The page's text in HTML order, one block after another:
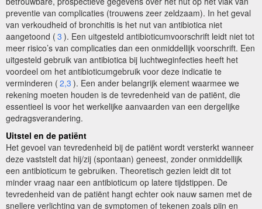
preventie van complicaties (trouwens zeer zeldzaam). In het geval
van verkoudheid of bronchitis is het nut van antibiotica niet
aangetoond ( 3 ). Een uitgesteld antibioticumvoorschrift leidt niet tot
meer risico’s van complicaties dan een onmiddellijk voorschrift. Een
uitgesteld gebruik van antibiotica bij luchtweginfecties heeft het
voordeel om het antibioticumgebruik voor deze indicatie te
verminderen ( 2,3 ). Een ander belangrijk element waarmee we
rekening moeten houden is de tevredenheid van de patiënt, die
essentieel is voor het werkelijke aanvaarden van een dergelijke
gedragsverandering.
Uitstel en de patiënt
Het gevoel van tevredenheid bij de patiënt wordt versterkt wanneer
deze vaststelt dat hij/zij (spontaan) geneest, zonder onmiddellijk
een antibioticum te gebruiken. Theoretisch gezien leidt dit tot
minder vraag naar een antibioticum op latere tijdstippen. De
tevredenheid van de patiënt hangt echter ook nauw samen met de
snellere verlichting van de symptomen of tekenen zoals pijn en